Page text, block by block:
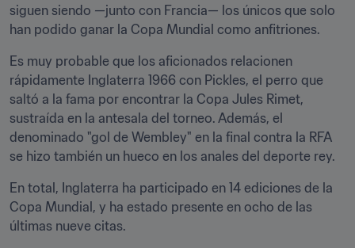
siguen siendo —junto con Francia— los únicos que solo
han podido ganar la Copa Mundial como anfitriones.
Es muy probable que los aficionados relacionen
rápidamente Inglaterra 1966 con Pickles, el perro que
saltó a la fama por encontrar la Copa Jules Rimet,
sustraída en la antesala del torneo. Además, el
denominado "gol de Wembley" en la final contra la RFA
se hizo también un hueco en los anales del deporte rey.
En total, Inglaterra ha participado en 14 ediciones de la
Copa Mundial, y ha estado presente en ocho de las
últimas nueve citas.